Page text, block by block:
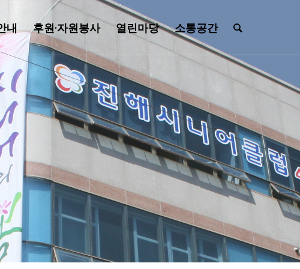
내 후원·자원봉사 열린마당 소통공간